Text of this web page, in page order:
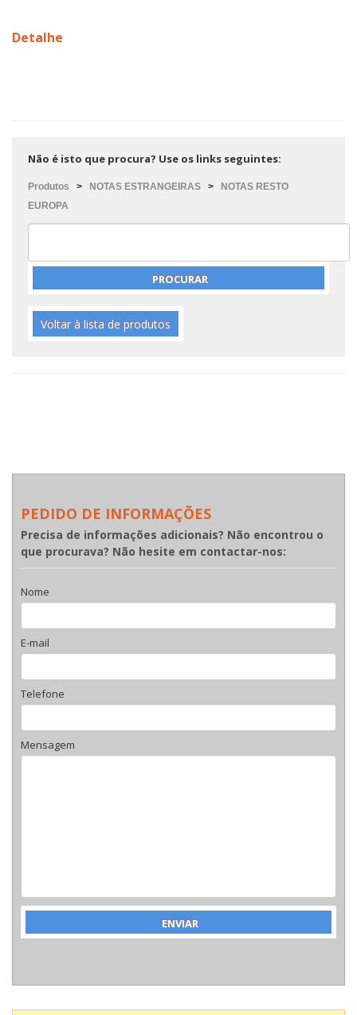
Detalhe
Não é isto que procura? Use os links seguintes:
Produtos > NOTAS ESTRANGEIRAS >
NOTAS RESTO
EUROPA
Voltar à lista de produtos
PEDIDO DE INFORMAÇÕES
Precisa de informações adicionais? Não encontrou o
que procurava? Não hesite em contactar-nos:
Nome
E-mail
Telefone
Mensagem